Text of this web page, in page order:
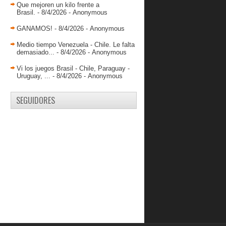
Cambio multiple entre Panteras Y
Marinos
Piratas de Bogotá gana en inicio de
la LSB con apo...
JORGE HERNÁNDEZ: “GUAROS
DE LARA TENDRÁ MÁS
Echenique se incorporó a Guaros
con Atenas de ...
Jhornan Zamora debuta en la LEB
julio 2015( 40 )
Que mejoren un kilo frente a
Brasil. - 8/4/2026 - Anonymous
GANAMOS! - 8/4/2026 - Anonymous
Medio tiempo Venezuela - Chile. Le falta
demasiado... - 8/4/2026 - Anonymous
Vi los juegos Brasil - Chile, Paraguay -
Uruguay, ... - 8/4/2026 - Anonymous
SEGUIDORES